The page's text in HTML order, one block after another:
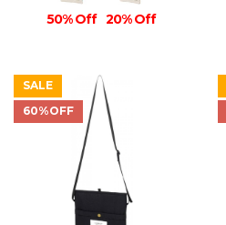
50% Off 20% Off
SALE
60%OFF